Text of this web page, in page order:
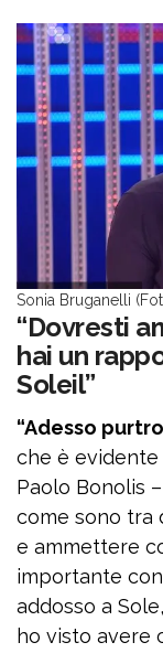
Sonia Bruganelli
“Dovresti
hai un
Soleil”
“Adesso
che è evidente
Paolo Bonolis
come sono tra
e ammettere
importante
addosso a
ho visto avere